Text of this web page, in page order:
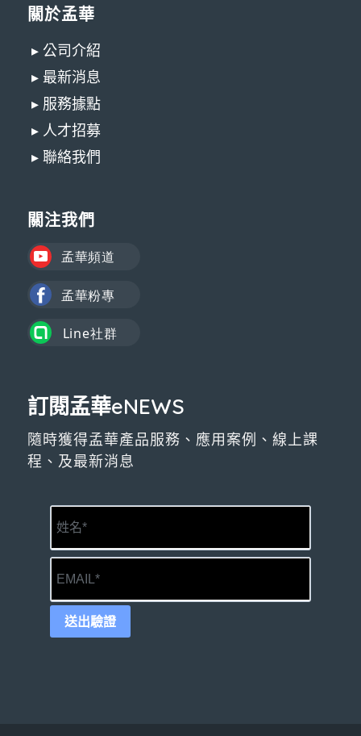
關於孟華
▸ 公司介紹
▸ 最新消息
▸ 服務據點
▸ 人才招募
▸ 聯絡我們
關注我們
訂閱孟華eNEWS
隨時獲得孟華產品服務、應用案例、線上課
程、及最新消息
送出驗證